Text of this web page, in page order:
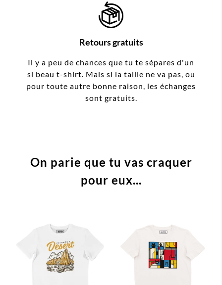
Retours gratuits
Il y a peu de chances que tu te sépares d'un
si beau t-shirt. Mais si la taille ne va pas, ou
pour toute autre bonne raison, les échanges
sont gratuits.
On parie que tu vas craquer
pour eux...